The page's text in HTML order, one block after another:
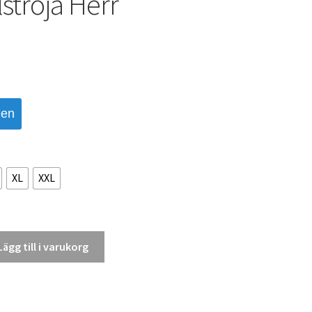
XL XXL
till i varukorg